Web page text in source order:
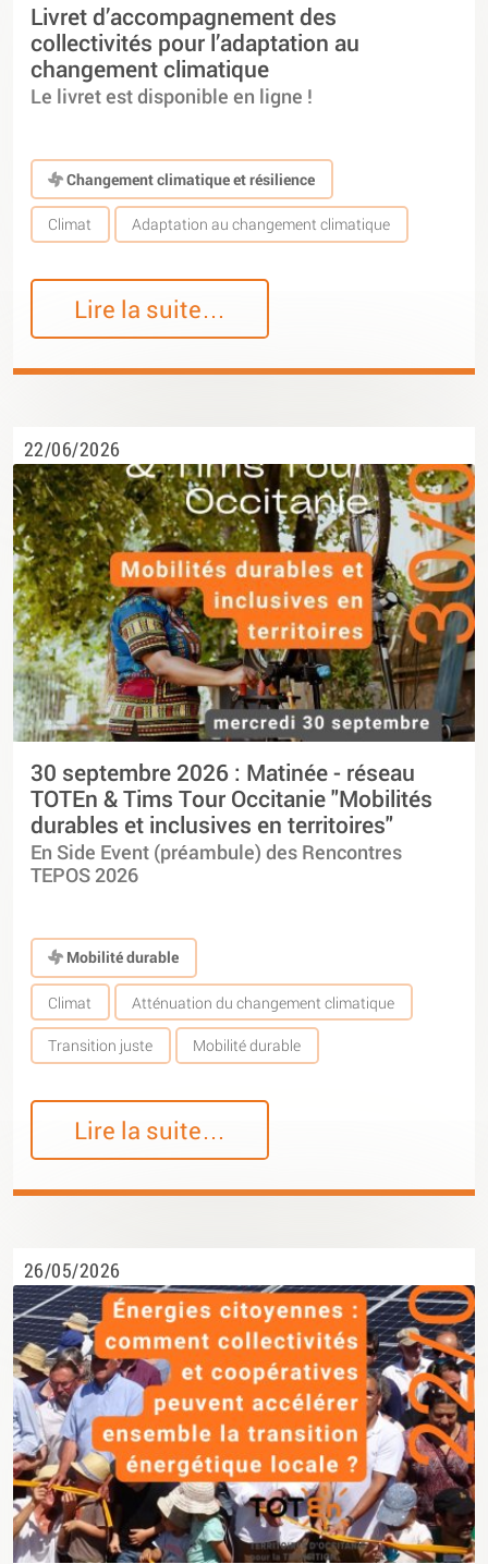
Livret d’accompagnement des
collectivités pour l’adaptation au
changement climatique
Le livret est disponible en ligne !
Changement climatique et résilience
Climat Adaptation au changement climatique
Lire la suite…
22/06/2026
30 septembre 2026 : Matinée - réseau
TOTEn & Tims Tour Occitanie "Mobilités
durables et inclusives en territoires"
En Side Event (préambule) des Rencontres
TEPOS 2026
Mobilité durable
Climat Atténuation du changement climatique
Transition juste Mobilité durable
Lire la suite…
26/05/2026